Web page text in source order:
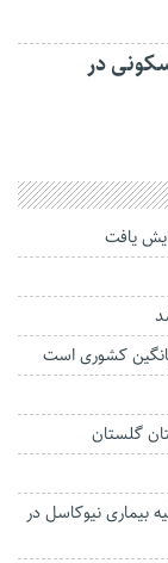
در
کشوری است
بومی علیه بیماری نیوکاسل در